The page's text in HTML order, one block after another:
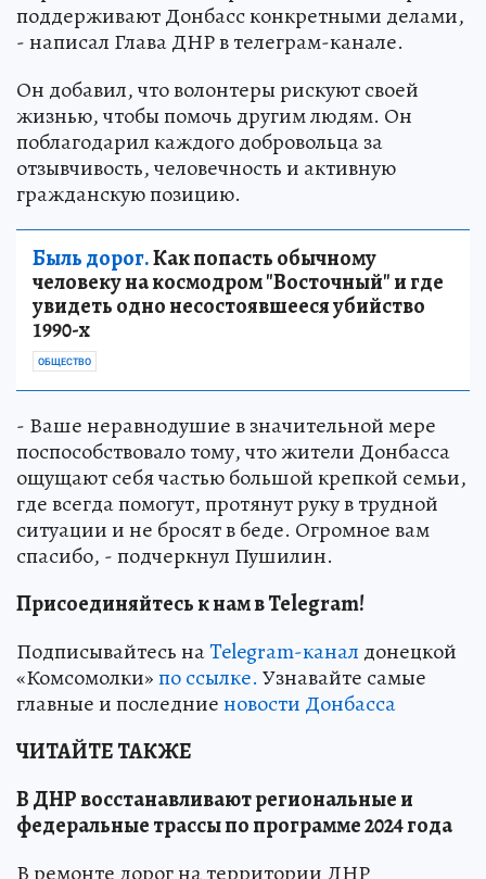
поддерживают Донбасс конкретными делами,
- написал Глава ДНР в телеграм-канале.
Он добавил, что волонтеры рискуют своей
жизнью, чтобы помочь другим людям. Он
поблагодарил каждого добровольца за
отзывчивость, человечность и активную
гражданскую позицию.
Быль дорог.Как попасть обычному
человеку на космодром "Восточный" и где
увидеть одно несостоявшееся убийство
1990-х
ОБЩЕСТВО
- Ваше неравнодушие в значительной мере
поспособствовало тому, что жители Донбасса
ощущают себя частью большой крепкой семьи,
где всегда помогут, протянут руку в трудной
ситуации и не бросят в беде. Огромное вам
спасибо, - подчеркнул Пушилин.
Присоединяйтесь к нам в Telegram!
Подписывайтесь наTelegram-канал донецкой
«Комсомолки»по ссылке. Узнавайте самые
главные и последниеновости Донбасса
ЧИТАЙТЕ ТАКЖЕ
В ДНР восстанавливают региональные и
федеральные трассы по программе 2024 года